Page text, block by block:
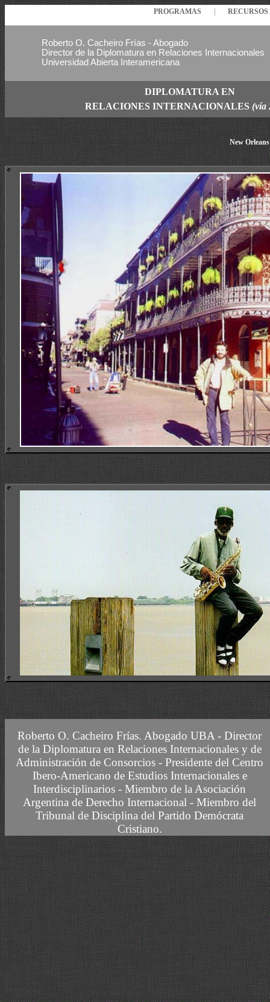
PROGRAMAS
Roberto O. Cacheiro Frías - Abogado
Director de la Diplomatura en Relaciones Internacionales
Universidad Abierta Interamericana
DIPLOMATURA EN
RELACIONES INTERNACIONALES (vía
New
Roberto O. Cacheiro Frías. Abogado UBA - Director
de la Diplomatura en Relaciones Internacionales y de
Administración de Consorcios - Presidente del Centro
Ibero-Americano de Estudios Internacionales e
Interdisciplinarios - Miembro de la Asociación
Argentina de Derecho Internacional - Miembro del
Tribunal de Disciplina del Partido Demócrata
Cristiano.